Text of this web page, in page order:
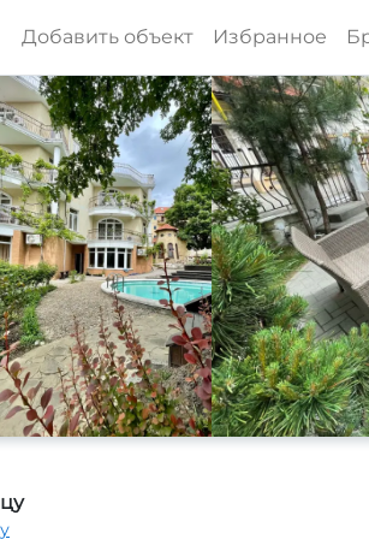
Добавить объект Избранное